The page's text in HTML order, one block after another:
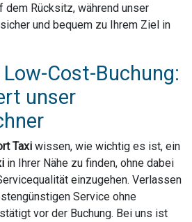
dem Rücksitz, während unser
und bequem zu Ihrem Ziel in
Cost-Buchung:
unser
Taxi wissen, wie wichtig es ist, ein
in Ihrer Nähe zu finden, ohne dabei
einzugehen. Verlassen
Service ohne
vor der Buchung. Bei uns ist